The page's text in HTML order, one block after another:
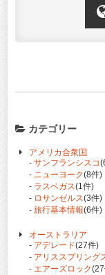
カテゴリー
アメリカ合衆国
- サンフランシスコ
- ニューヨーク(8件)
- ラスベガス(1件)
- ロサンゼルス(3件)
- 旅行基本情報(6件)
オーストラリア
- アデレード(27件)
- アリススプリング
- エアーズロック